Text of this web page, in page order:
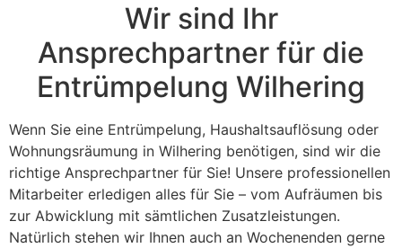
Wir sind Ihr
Ansprechpartner für die
Entrümpelung Wilhering
Wenn Sie eine Entrümpelung, Haushaltsauflösung oder
Wohnungsräumung in Wilhering benötigen, sind wir die
richtige Ansprechpartner für Sie! Unsere professionellen
Mitarbeiter erledigen alles für Sie – vom Aufräumen bis
zur Abwicklung mit sämtlichen Zusatzleistungen.
Natürlich stehen wir Ihnen auch an Wochenenden gerne